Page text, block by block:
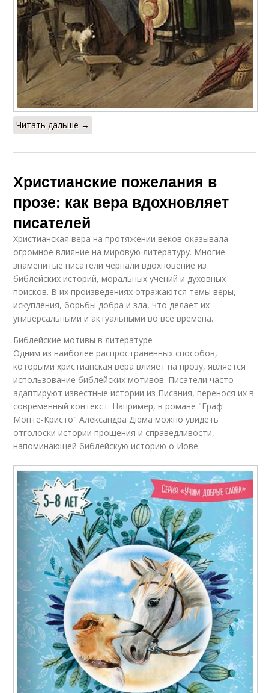
Читать дальше →
Христианские пожелания в
прозе: как вера вдохновляет
писателей
Христианская вера на протяжении веков оказывала
огромное влияние на мировую литературу. Многие
знаменитые писатели черпали вдохновение из
библейских историй, моральных учений и духовных
поисков. В их произведениях отражаются темы веры,
искупления, борьбы добра и зла, что делает их
универсальными и актуальными во все времена.
Библейские мотивы в литературе
Одним из наиболее распространенных способов,
которыми христианская вера влияет на прозу, является
использование библейских мотивов. Писатели часто
адаптируют известные истории из Писания, перенося их в
современный контекст. Например, в романе "Граф
Монте-Кристо" Александра Дюма можно увидеть
отголоски истории прощения и справедливости,
напоминающей библейскую историю о Иове.